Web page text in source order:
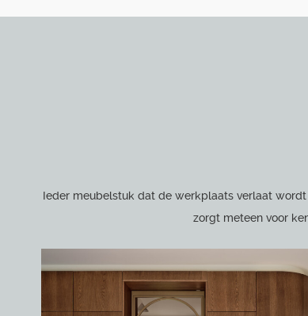
Ieder meubelstuk dat de werkplaats verlaat
zorgt meteen voor